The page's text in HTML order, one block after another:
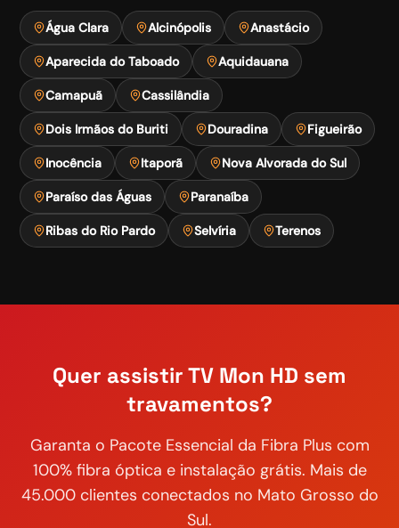
Água Clara Alcinópolis Anastácio
Aparecida do Taboado Aquidauana
Camapuã Cassilândia
Dois Irmãos do Buriti Douradina Figueirão
Inocência Itaporã Nova Alvorada do Sul
Paraíso das Águas Paranaíba
Ribas do Rio Pardo Selvíria Terenos
Quer assistirTV Mon HD sem
travamentos?
Garanta o Pacote Essencial da Fibra Plus com
100% fibra óptica e instalação grátis. Mais de
45.000 clientes conectados no Mato Grosso do
Sul.